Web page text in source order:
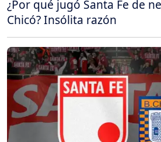
¿Por qué jugó Santa Fe de
Chicó? Insólita razón